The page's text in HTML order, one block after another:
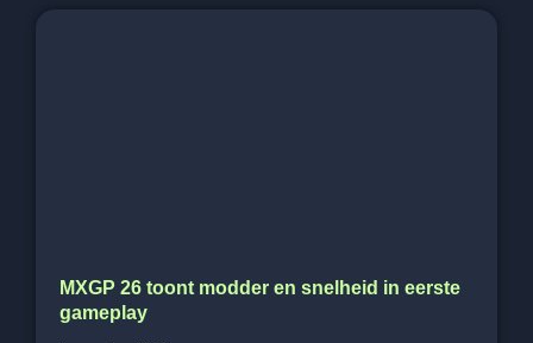
MXGP 26 toont modder en snelheid in eerste
gameplay